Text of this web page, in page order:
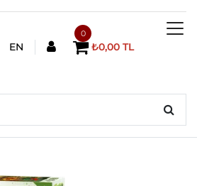
EN
0
₺0,00 TL